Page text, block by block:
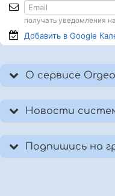
получать уведомления
Добавить в Google
О сервисе
Новости
Подпишись на